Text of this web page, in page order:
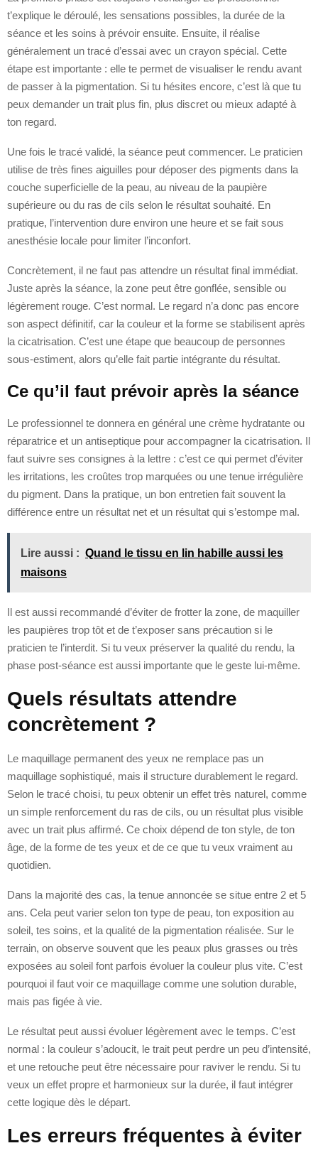
t’explique le déroulé, les sensations possibles, la durée de la
séance et les soins à prévoir ensuite. Ensuite, il réalise
généralement un tracé d’essai avec un crayon spécial. Cette
étape est importante : elle te permet de visualiser le rendu avant
de passer à la pigmentation. Si tu hésites encore, c’est là que tu
peux demander un trait plus fin, plus discret ou mieux adapté à
ton regard.
Une fois le tracé validé, la séance peut commencer. Le praticien
utilise de très fines aiguilles pour déposer des pigments dans la
couche superficielle de la peau, au niveau de la paupière
supérieure ou du ras de cils selon le résultat souhaité. En
pratique, l’intervention dure environ une heure et se fait sous
anesthésie locale pour limiter l’inconfort.
Concrètement, il ne faut pas attendre un résultat final immédiat.
Juste après la séance, la zone peut être gonflée, sensible ou
légèrement rouge. C’est normal. Le regard n’a donc pas encore
son aspect définitif, car la couleur et la forme se stabilisent après
la cicatrisation. C’est une étape que beaucoup de personnes
sous-estiment, alors qu’elle fait partie intégrante du résultat.
Ce qu’il faut prévoir après la séance
Le professionnel te donnera en général une crème hydratante ou
réparatrice et un antiseptique pour accompagner la cicatrisation. Il
faut suivre ses consignes à la lettre : c’est ce qui permet d’éviter
les irritations, les croûtes trop marquées ou une tenue irrégulière
du pigment. Dans la pratique, un bon entretien fait souvent la
différence entre un résultat net et un résultat qui s’estompe mal.
Lire aussi : Quand le tissu en lin habille aussi les
maisons
Il est aussi recommandé d’éviter de frotter la zone, de maquiller
les paupières trop tôt et de t’exposer sans précaution si le
praticien te l’interdit. Si tu veux préserver la qualité du rendu, la
phase post-séance est aussi importante que le geste lui-même.
Quels résultats attendre
concrètement ?
Le maquillage permanent des yeux ne remplace pas un
maquillage sophistiqué, mais il structure durablement le regard.
Selon le tracé choisi, tu peux obtenir un effet très naturel, comme
un simple renforcement du ras de cils, ou un résultat plus visible
avec un trait plus affirmé. Ce choix dépend de ton style, de ton
âge, de la forme de tes yeux et de ce que tu veux vraiment au
quotidien.
Dans la majorité des cas, la tenue annoncée se situe entre 2 et 5
ans. Cela peut varier selon ton type de peau, ton exposition au
soleil, tes soins, et la qualité de la pigmentation réalisée. Sur le
terrain, on observe souvent que les peaux plus grasses ou très
exposées au soleil font parfois évoluer la couleur plus vite. C’est
pourquoi il faut voir ce maquillage comme une solution durable,
mais pas figée à vie.
Le résultat peut aussi évoluer légèrement avec le temps. C’est
normal : la couleur s’adoucit, le trait peut perdre un peu d’intensité,
et une retouche peut être nécessaire pour raviver le rendu. Si tu
veux un effet propre et harmonieux sur la durée, il faut intégrer
cette logique dès le départ.
Les erreurs fréquentes à éviter